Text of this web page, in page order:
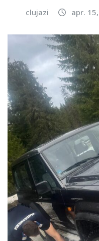
clujazi apr.